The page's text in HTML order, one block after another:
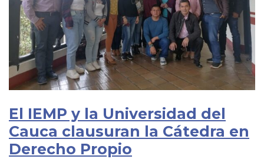
El IEMP y la Universidad del
Cauca clausuran la Cátedra en
Derecho Propio